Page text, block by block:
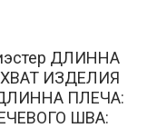
ДЛИННА
ИЗДЕЛИЯ
ПЛЕЧА:
ШВА: